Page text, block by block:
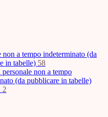
non a tempo indeterminato (da
in tabelle) 58
non a tempo
(da pubblicare in tabelle)
2